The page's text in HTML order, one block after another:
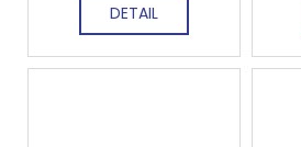
DETAIL